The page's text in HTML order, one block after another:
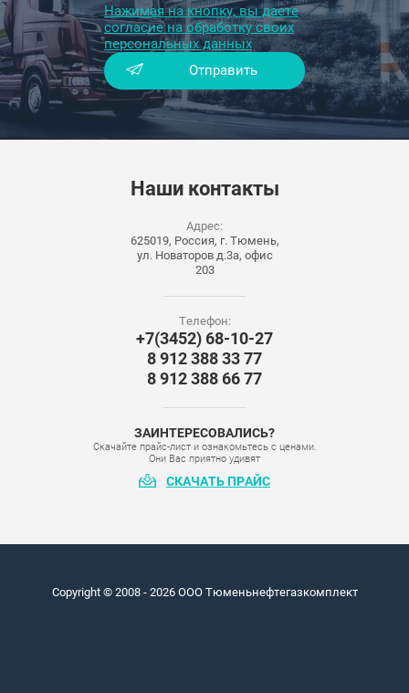
Нажимая на кнопку, вы даете
согласие на обработку своих
персональных данных
Отправить
Наши контакты
Адрес:
625019, Россия, г. Тюмень,
ул. Новаторов д.3а, офис
203
Телефон:
+7(3452) 68-10-27
8 912 388 33 77
8 912 388 66 77
ЗАИНТЕРЕСОВАЛИСЬ?
Скачайте прайс-лист и ознакомьтесь с ценами.
Они Вас приятно удивят
СКАЧАТЬ ПРАЙС
Copyright © 2008 - 2026 ООО Тюменьнефтегазкомплект